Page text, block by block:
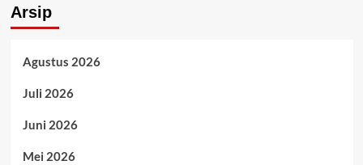
Arsip
Agustus 2026
Juli 2026
Juni 2026
Mei 2026